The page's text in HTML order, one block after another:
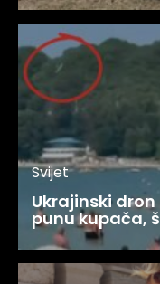
Svijet
Ukrajinski
punu kupača,